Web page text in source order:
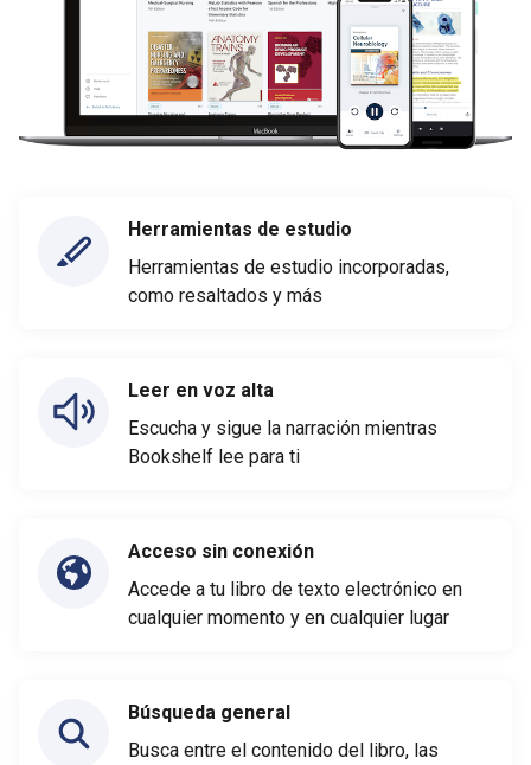
Herramientas de estudio
Herramientas de estudio incorporadas,
como resaltados y más
Leer en voz alta
Escucha y sigue la narración mientras
Bookshelf lee para ti
Acceso sin conexión
Accede a tu libro de texto electrónico en
cualquier momento y en cualquier lugar
Búsqueda general
Busca entre el contenido del libro, las